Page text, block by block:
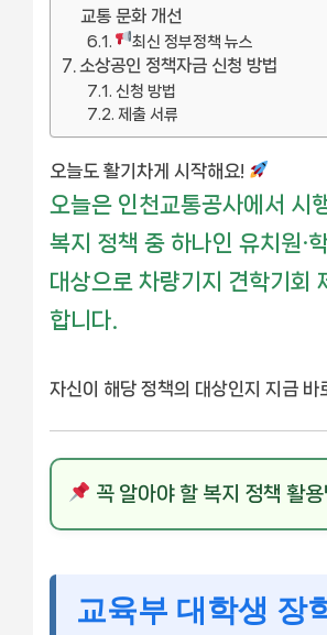
교통 문화 개선
최신 정부정책 뉴스
소상공인 정책자금 신청 방법
신청 방법
제출 서류
오늘도 활기차게 시작해요!
오늘은 인천교통공사에서 시
복지 정책 중 하나인 유치원·
대상으로 차량기지 견학기회
합니다.
자신이 해당 정책의 대상인지 지금 바
꼭 알아야 할 복지 정책 활용
교육부 대학생 장